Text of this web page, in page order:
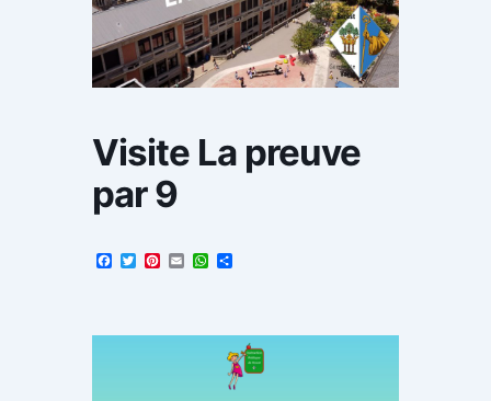
Visite La preuve
par 9
Facebook
TwitterPinterest
EmailWhatsApp